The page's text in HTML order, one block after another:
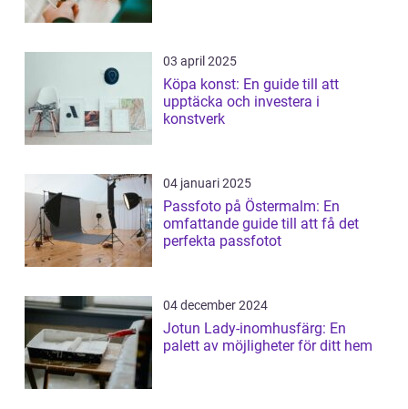
03 april 2025
Köpa konst: En guide till att
upptäcka och investera i
konstverk
04 januari 2025
Passfoto på Östermalm: En
omfattande guide till att få det
perfekta passfotot
04 december 2024
Jotun Lady-inomhusfärg: En
palett av möjligheter för ditt hem